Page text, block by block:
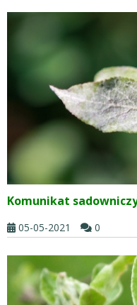
Komunikat
05-05-2021 0